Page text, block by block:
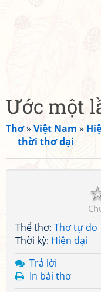
Ước một
Thơ»Việt Nam »
thời thơ dại
Thể thơ: Thơ tự do
Thời kỳ: Hiện đại
Trả lời
In bài thơ